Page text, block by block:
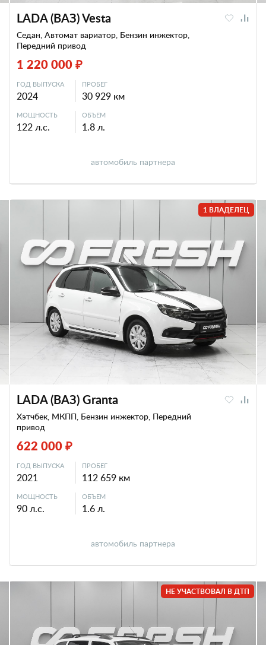
LADA (ВАЗ) Vesta
Седан, Автомат вариатор, Бензин инжектор,
Передний привод
1 220 000 ₽
ГОД ВЫПУСКА
2024
ПРОБЕГ
30 929 км
МОЩНОСТЬ
122 л.с.
ОБЪЕМ
1.8 л.
автомобиль партнера
1 ВЛАДЕЛЕЦ
LADA (ВАЗ) Granta
Хэтчбек, МКПП, Бензин инжектор, Передний
привод
622 000 ₽
ГОД ВЫПУСКА
2021
ПРОБЕГ
112 659 км
МОЩНОСТЬ
90 л.с.
ОБЪЕМ
1.6 л.
автомобиль партнера
НЕ УЧАСТВОВАЛ В ДТП